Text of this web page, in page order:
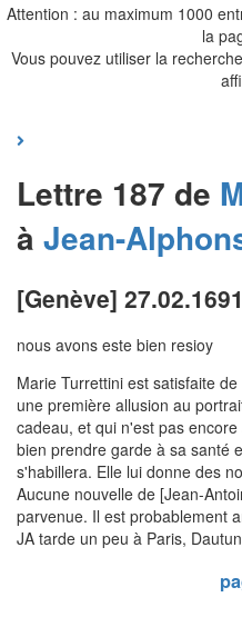
Attention : au maximum 1000
la
Vous pouvez utiliser la
Lettre 187 de
à Jean-
[Genève]
nous avons este bien resioy
Marie Turrettini est satisfaite
une première allusion au
cadeau, et qui n'est pas
bien prendre garde à sa santé
s'habillera. Elle lui donne des
Aucune nouvelle de [Jean-
parvenue. Il est probablement
JA tarde un peu à Paris,